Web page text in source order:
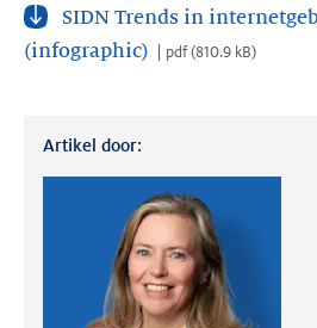
SIDN Trends in
(infographic)
pdf (810.9 kB)
Artikel door: